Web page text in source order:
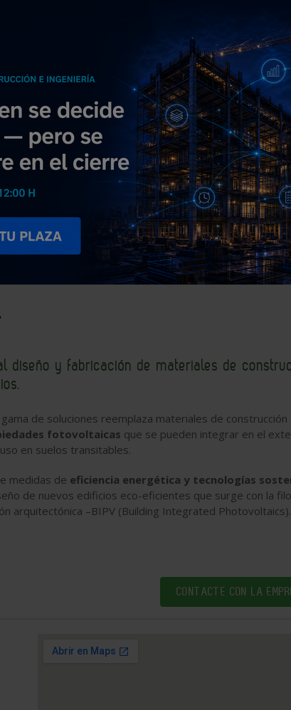
29% cambiar al
|
NOTICIAS PRODUCTOS AGENDA
EMPRESAS PREMIUM
Energy S.L.
diseño y fabricación de materiales de
gama de soluciones reemplaza materiales de construcción
fotovoltaicas que se pueden integrar en el
en suelos transitables.
medidas de eficiencia energética y tecnologías
de nuevos edificios eco-eficientes que surge con la
arquitectónica –BIPV (Building Integrated Photovoltaics).
CONTACTE CON LA